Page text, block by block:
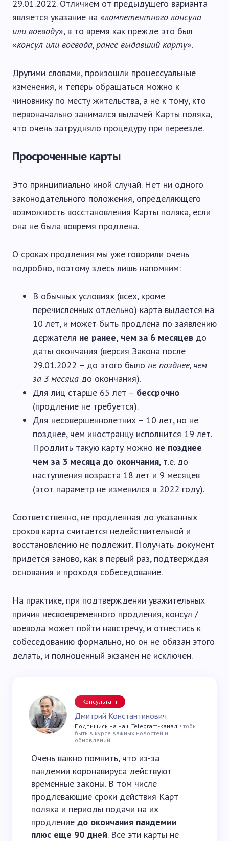
29.01.2022. Отличием от предыдущего варианта
является указание на «компетентного консула
или воеводу», в то время как прежде это был
«консул или воевода, ранее выдавший карту».
Другими словами, произошли процессуальные
изменения, и теперь обращаться можно к
чиновнику по месту жительства, а не к тому, кто
первоначально занимался выдачей Карты поляка,
что очень затрудняло процедуру при переезде.
Просроченные карты
Это принципиально иной случай. Нет ни одного
законодательного положения, определяющего
возможность восстановления Карты поляка, если
она не была вовремя продлена.
О сроках продления мы уже говорили очень
подробно, поэтому здесь лишь напомним:
В обычных условиях (всех, кроме
перечисленных отдельно) карта выдается на
10 лет, и может быть продлена по заявлению
держателя не ранее, чем за 6 месяцев до
даты окончания (версия Закона после
29.01.2022 – до этого было не позднее, чем
за 3 месяца до окончания).
Для лиц старше 65 лет – бессрочно
(продление не требуется).
Для несовершеннолетних – 10 лет, но не
позднее, чем иностранцу исполнится 19 лет.
Продлить такую карту можно не позднее
чем за 3 месяца до окончания, т.е. до
наступления возраста 18 лет и 9 месяцев
(этот параметр не изменился в 2022 году).
Соответственно, не продленная до указанных
сроков карта считается недействительной и
восстановлению не подлежит. Получать документ
придется заново, как в первый раз, подтверждая
основания и проходя собеседование.
На практике, при подтверждении уважительных
причин несвоевременного продления, консул /
воевода может пойти навстречу, и отнестись к
собеседованию формально, но он не обязан этого
делать, и полноценный экзамен не исключен.
Консультант
Дмитрий Константинович
Подпишись на наш Telegram-канал, чтобы
быть в курсе важных новостей и
обновлений.
Очень важно помнить, что из-за
пандемии коронавируса действуют
временные законы. В том числе
продлевающие сроки действия Карт
поляка и периоды подачи на их
продление до окончания пандемии
плюс еще 90 дней. Все эти карты не